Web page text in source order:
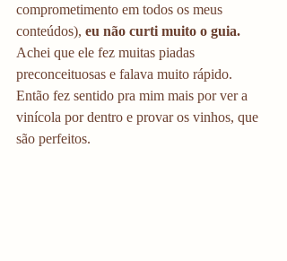
comprometimento em todos os meus
conteúdos), eu não curti muito o guia.
Achei que ele fez muitas piadas
preconceituosas e falava muito rápido.
Então fez sentido pra mim mais por ver a
vinícola por dentro e provar os vinhos, que
são perfeitos.